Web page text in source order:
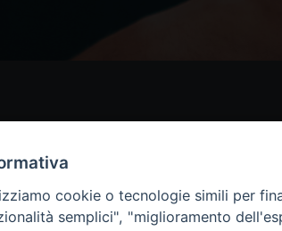
cookie o tecnologie simili per
semplici", "miglioramento